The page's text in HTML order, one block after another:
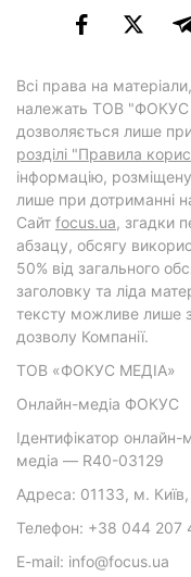
Всі права на
належать ТОВ "ФОКУС
дозволяється лише
розділі "Правила
інформацію,
лише при дотриманні
Cайт focus.ua, згадки
абзацу, обсягу
50% від загального
заголовку та ліда
тексту можливе лише
дозволу Компанії.
ТОВ «ФОКУС МЕДІА»
Онлайн-медіа ФОКУС
Ідентифікатор онлайн-
медіа — R40-03129
Адреса: 01133, м. Київ,
Телефон: +38 044 207
E-mail: info@focus.ua